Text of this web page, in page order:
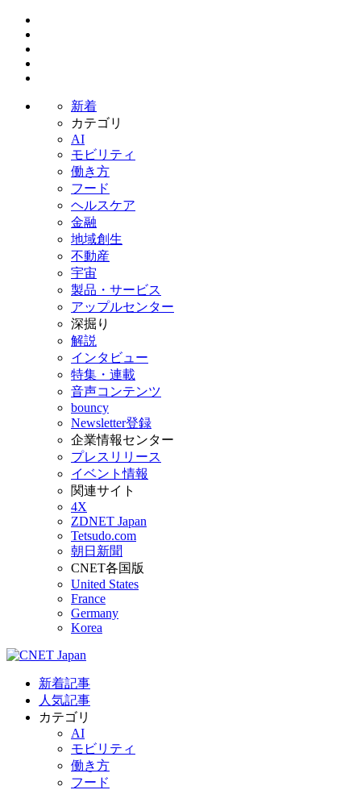
新着
カテゴリ
AI
モビリティ
働き方
フード
ヘルスケア
金融
地域創生
不動産
宇宙
製品・サービス
アップルセンター
深掘り
解説
インタビュー
特集・連載
音声コンテンツ
bouncy
Newsletter登録
企業情報センター
プレスリリース
イベント情報
関連サイト
4X
ZDNET Japan
Tetsudo.com
朝日新聞
CNET各国版
United States
France
Germany
Korea
新着記事
人気記事
カテゴリ
AI
モビリティ
働き方
フード